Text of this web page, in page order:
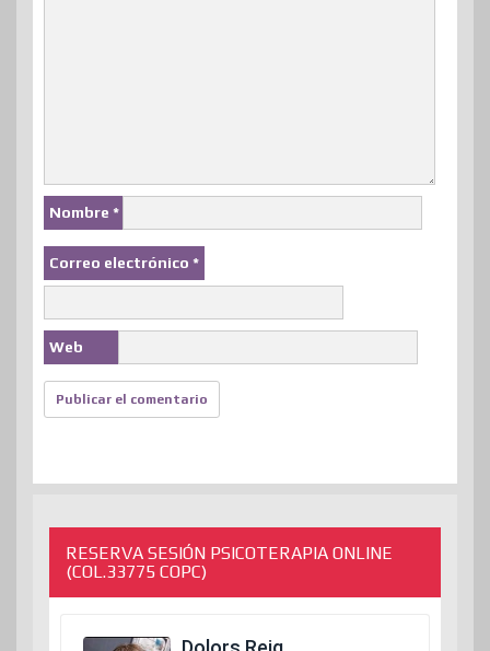
Nombre *
Correo electrónico *
Web
RESERVA SESIÓN PSICOTERAPIA ONLINE
(COL.33775 COPC)